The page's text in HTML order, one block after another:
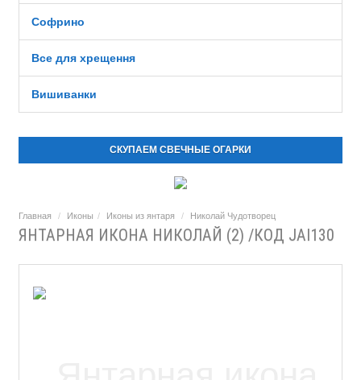
Софрино
Все для хрещення
Вишиванки
СКУПАЕМ СВЕЧНЫЕ ОГАРКИ
Главная Иконы Иконы из янтаря Николай Чудотворец
ЯНТАРНАЯ ИКОНА НИКОЛАЙ (2) /КОД JAI130